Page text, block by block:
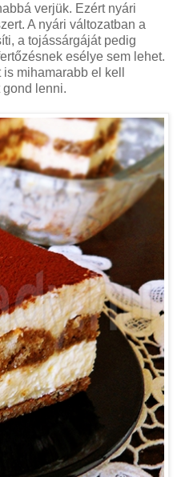
verjük. Ezért nyári
A nyári változatban a
a tojássárgáját pedig
esélye sem lehet.
mihamarabb el kell
gond lenni.